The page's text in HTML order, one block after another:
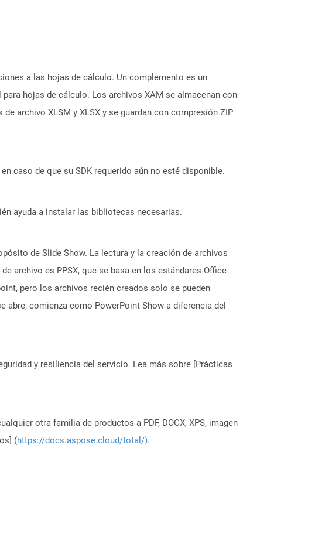
a las hojas de cálculo. Un complemento es un
hojas de cálculo. Los archivos XAM se almacenan con
archivo XLSM y XLSX y se guardan con compresión ZIP
caso de que su SDK requerido aún no esté disponible.
ayuda a instalar las bibliotecas necesarias.
de Slide Show. La lectura y la creación de archivos
archivo es PPSX, que se basa en los estándares Office
pero los archivos recién creados solo se pueden
abre, comienza como PowerPoint Show a diferencia del
y resiliencia del servicio. Lea más sobre [Prácticas
otra familia de productos a PDF, DOCX, XPS, imagen
(https://docs.aspose.cloud/total/).